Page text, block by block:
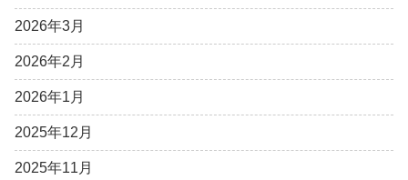
2026年3月
2026年2月
2026年1月
2025年12月
2025年11月